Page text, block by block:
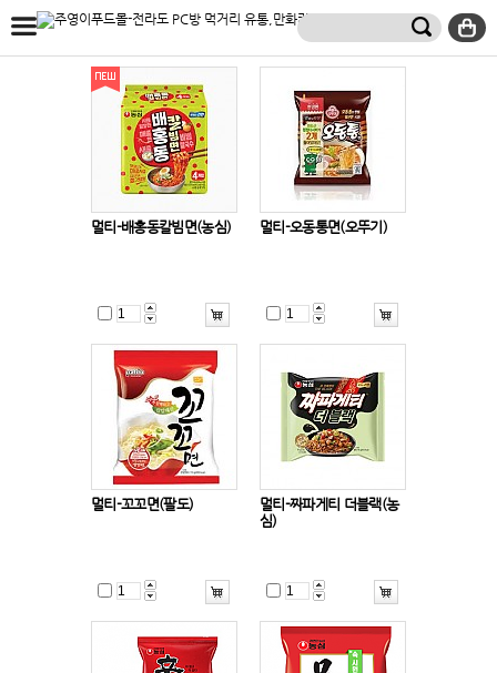
멀티-배홍동칼빔면(농심) 멀티-오동통면(오뚜기)
멀티-꼬꼬면(팔도)
멀티-짜파게티 더블랙(농
심)